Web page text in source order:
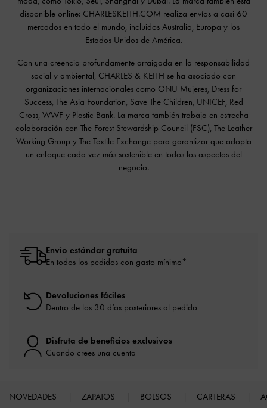
disponible online: CHARLESKEITH.COM realiza envíos a casi 60
mercados en todo el mundo, incluidos Australia, Europa y los
Estados Unidos de América.
Con una creencia profundamente arraigada en la responsabilidad
social y ambiental, CHARLES & KEITH se ha asociado con
organizaciones internacionales como ONU Mujeres, Dress for
Success, The Asia Foundation, Save The Children, UNICEF, Red
Cross, WWF y Plastic Bank. La marca también trabaja en estrecha
colaboración con The Forest Stewardship Council (FSC), The Leather
Working Group y The Textile Exchange para garantizar que adopta
un enfoque cada vez más sostenible en todos los aspectos del
negocio.
Envío estándar gratuita
En todos los pedidos con gasto mínimo*
Devoluciones fáciles
Dentro de los 30 días posteriores al pedido
Disfruta de beneficios exclusivos
Cuando crees una cuenta
NOVEDADES ZAPATOS BOLSOS CARTERAS